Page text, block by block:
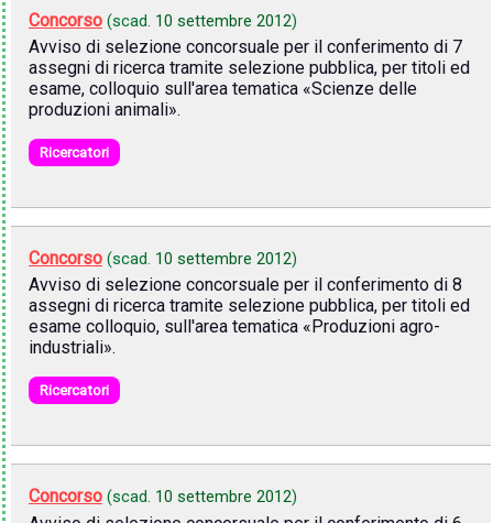
Concorso (scad. 10 settembre 2012)
Avviso di selezione concorsuale per il conferimento di 7
assegni di ricerca tramite selezione pubblica, per titoli ed
esame, colloquio sull'area tematica «Scienze delle
produzioni animali».
Ricercatori
Concorso (scad. 10 settembre 2012)
Avviso di selezione concorsuale per il conferimento di 8
assegni di ricerca tramite selezione pubblica, per titoli ed
esame colloquio, sull'area tematica «Produzioni agro-
industriali».
Ricercatori
Concorso (scad. 10 settembre 2012)